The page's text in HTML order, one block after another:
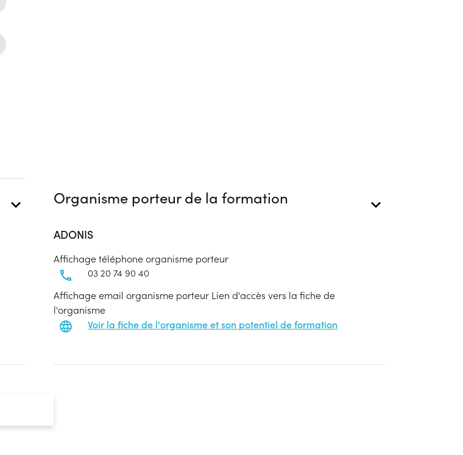
Organisme porteur de la formation
ADONIS
Affichage téléphone organisme porteur
03 20 74 90 40
Affichage email organisme porteur Lien d'accès vers la fiche de
l'organisme
Voir la fiche de l'organisme et son potentiel de formation